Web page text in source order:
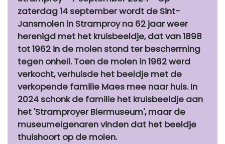
zaterdag 14 september wordt de Sint-
Jansmolen in Stramproy na 62 jaar weer
herenigd met het kruisbeeldje, dat van 1898
tot 1962 in de molen stond ter bescherming
tegen onheil. Toen de molen in 1962 werd
verkocht, verhuisde het beeldje met de
verkopende familie Maes mee naar huis. In
2024 schonk de familie het kruisbeeldje aan
het 'Stramproyer Biermuseum', maar de
museumeigenaren vinden dat het beeldje
thuishoort op de molen.